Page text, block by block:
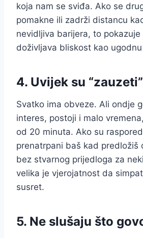
koja nam se sviđa. Ako se
pomakne ili zadrži distancu
nevidljiva barijera, to
doživljava bliskost kao
4. Uvijek su “zauzeti”
Svatko ima obveze. Ali ondje
interes, postoji i malo
od 20 minuta. Ako su
prenatrpani baš kad predložiš
bez stvarnog prijedloga za
velika je vjerojatnost da
susret.
5. Ne slušaju što